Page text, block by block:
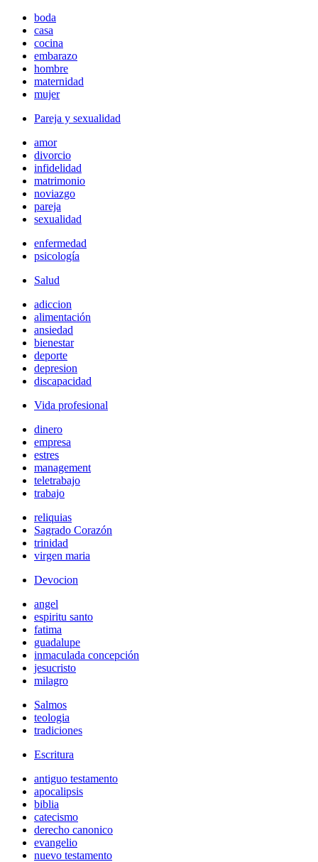
boda
casa
cocina
embarazo
hombre
maternidad
mujer
Pareja y sexualidad
amor
divorcio
infidelidad
matrimonio
noviazgo
pareja
sexualidad
enfermedad
psicología
Salud
adiccion
alimentación
ansiedad
bienestar
deporte
depresion
discapacidad
Vida profesional
dinero
empresa
estres
management
teletrabajo
trabajo
reliquias
Sagrado Corazón
trinidad
virgen maria
Devocion
angel
espiritu santo
fatima
guadalupe
inmaculada concepción
jesucristo
milagro
Salmos
teologia
tradiciones
Escritura
antiguo testamento
apocalipsis
biblia
catecismo
derecho canonico
evangelio
nuevo testamento